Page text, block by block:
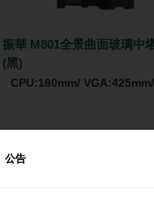
振華 M801全景曲面玻璃中
(黑)
CPU:180mm/
🔑 登入現省 $200
公告